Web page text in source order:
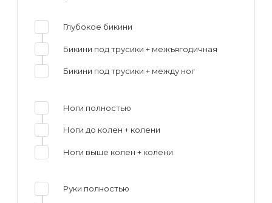
Глубокое бикини
Бикини под трусики + межъягодичная
Бикини под трусики + между ног
Ноги полностью
Ноги до колен + колени
Ноги выше колен + колени
Руки полностью